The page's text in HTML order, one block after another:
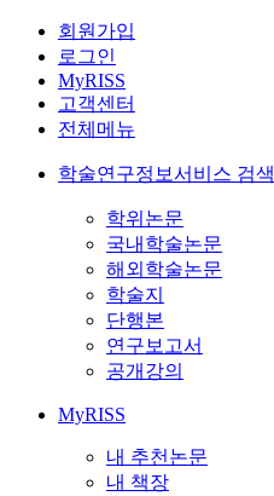
회원가입
로그인
MyRISS
고객센터
전체메뉴
학술연구정보서비스 검색
학위논문
국내학술논문
해외학술논문
학술지
단행본
연구보고서
공개강의
MyRISS
내 추천논문
내 책장